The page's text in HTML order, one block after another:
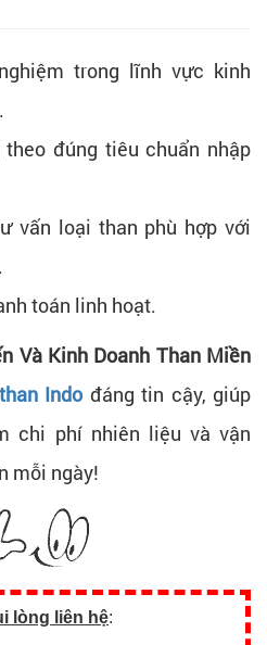
trong lĩnh vực kinh
đúng tiêu chuẩn nhập
vấn loại than phù hợp với
toán linh hoạt.
Và Kinh Doanh Than Miền
Indo đáng tin cậy, giúp
chi phí nhiên liệu và vận
mỗi ngày!
lòng liên hệ: